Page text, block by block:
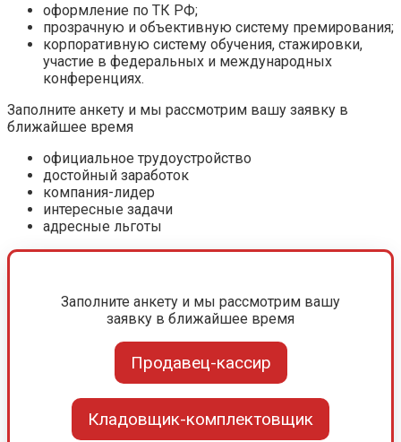
оформление по ТК РФ;
прозрачную и объективную систему премирования;
корпоративную систему обучения, стажировки,
участие в федеральных и международных
конференциях.
Заполните анкету и мы рассмотрим вашу заявку в
ближайшее время
официальное трудоустройство
достойный заработок
компания-лидер
интересные задачи
адресные льготы
Заполните анкету и мы рассмотрим вашу
заявку в ближайшее время
Продавец-кассир
Кладовщик-комплектовщик